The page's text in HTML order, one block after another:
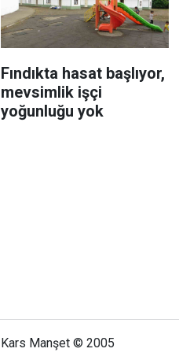
Fındıkta hasat başlıyor,
mevsimlik işçi
yoğunluğu yok
Kars Manşet © 2005